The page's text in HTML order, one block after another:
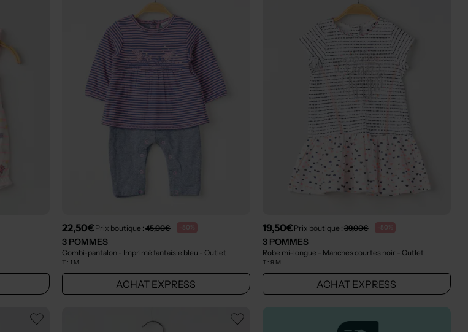
22,50€Prix boutique : 45,00€ -50%
3 POMMES
Combi-pantalon - Imprimé fantaisie bleu - Outlet
T : 1 M
ACHAT EXPRESS
19,50€Prix boutique : 39,00€ -50%
3 POMMES
Robe mi-longue - Manches courtes noir - Outlet
T : 9 M
ACHAT EXPRESS